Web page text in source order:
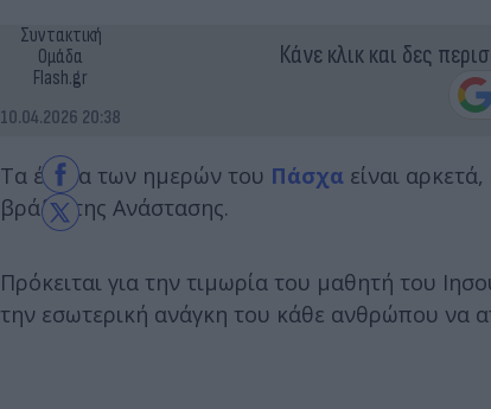
Συντακτική
Ομάδα
Flash.gr
10.04.2026 20:38
Κάνε κλικ και δες
Τα έθιμα των ημερών του Πάσχα είναι
βράδυ της Ανάστασης.
Πρόκειται για την τιμωρία του μαθητή του
την εσωτερική ανάγκη του κάθε ανθρώπου να